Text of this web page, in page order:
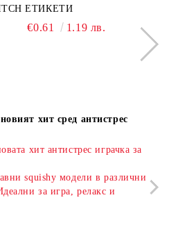
ЕТИКЕТИ
€0.61 1.19 лв.
хит сред антистрес
хит антистрес играчка за
squishy модели в различни
за игра, релакс и